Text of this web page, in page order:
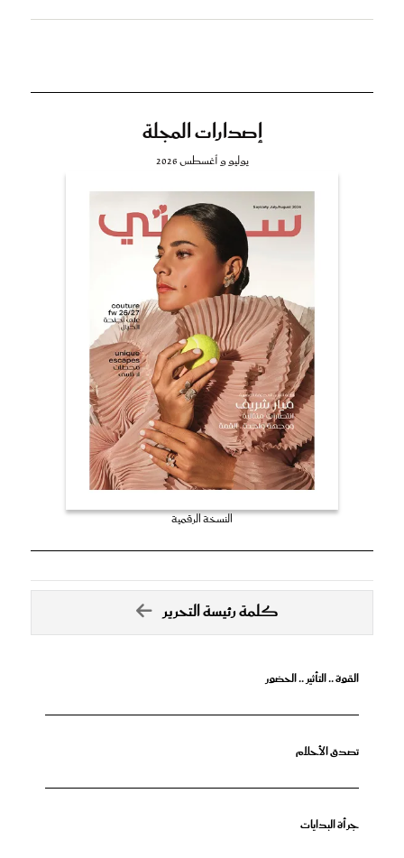
إصدارات المجلة
يوليو و أغسطس 2026
النسخة الرقمية
كلمة رئيسة التحرير
القوة .. التأثير .. الحضور
تصدق الأحلام
جرأة البدايات